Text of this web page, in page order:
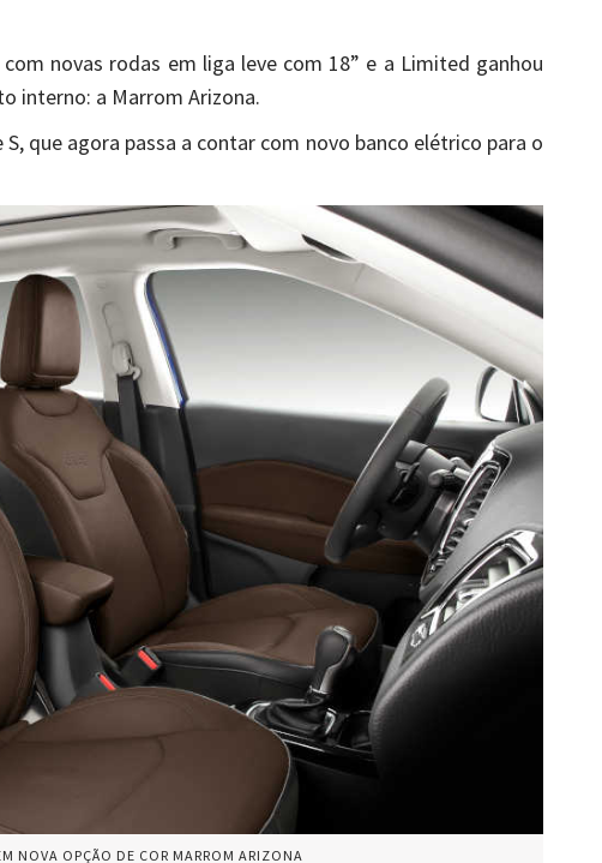
novas rodas em liga leve com 18” e a Limited ganhou
interno: a Marrom Arizona.
que agora passa a contar com novo banco elétrico para o
NOVA OPÇÃO DE COR MARROM ARIZONA